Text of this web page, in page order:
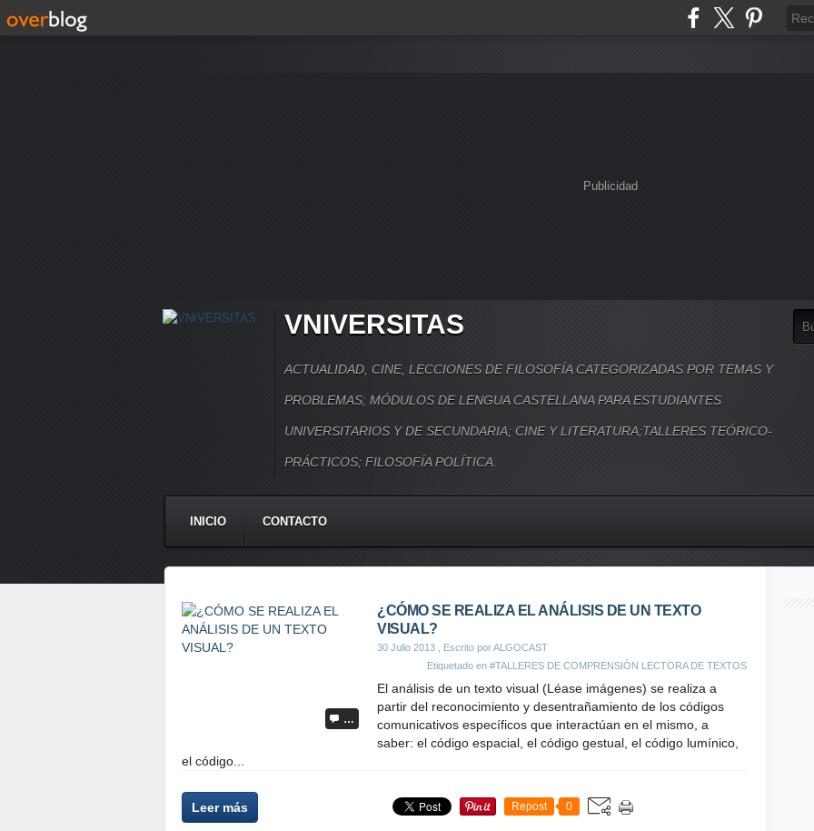
Publicidad
VNIVERSITAS
ACTUALIDAD, CINE, LECCIONES DE FILOSOFÍA CATEGORIZADAS POR TEMAS Y
PROBLEMAS; MÓDULOS DE LENGUA CASTELLANA PARA ESTUDIANTES
UNIVERSITARIOS Y DE SECUNDARIA; CINE Y LITERATURA;TALLERES TEÓRICO-
PRÁCTICOS; FILOSOFÍA POLÍTICA.
INICIO CONTACTO
…
¿CÓMO SE REALIZA EL ANÁLISIS DE UN TEXTO
VISUAL?
30 Julio 2013 , Escrito por ALGOCAST
Etiquetado en #TALLERES DE COMPRENSIÓN LECTORA DE TEXTOS
El análisis de un texto visual (Léase imágenes) se realiza a
partir del reconocimiento y desentrañamiento de los códigos
comunicativos específicos que interactúan en el mismo, a
saber: el código espacial, el código gestual, el código lumínico,
el código...
Leer más Repost 0